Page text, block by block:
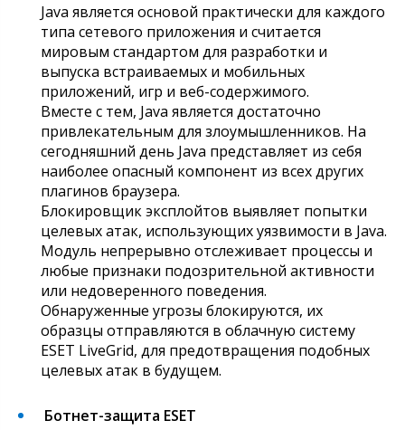
Java является основой практически для каждого
типа сетевого приложения и считается
мировым стандартом для разработки и
выпуска встраиваемых и мобильных
приложений, игр и веб-содержимого.
Вместе с тем, Java является достаточно
привлекательным для злоумышленников. На
сегодняшний день Java представляет из себя
наиболее опасный компонент из всех других
плагинов браузера.
Блокировщик эксплойтов выявляет попытки
целевых атак, использующих уязвимости в Java.
Модуль непрерывно отслеживает процессы и
любые признаки подозрительной активности
или недоверенного поведения.
Обнаруженные угрозы блокируются, их
образцы отправляются в облачную систему
ESET LiveGrid, для предотвращения подобных
целевых атак в будущем.
Ботнет-защита ESET